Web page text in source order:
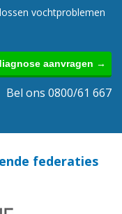
vochtproblemen
aanvragen →
Bel ons 0800/61 667
federaties